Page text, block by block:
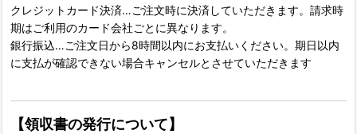
クレジットカード決済…ご注文時に決済していただきます。請求時
期はご利用のカード会社ごとに異なります。
銀行振込…ご注文日から8時間以内にお支払いください。期日以内
に支払が確認できない場合キャンセルとさせていただきます
【領収書の発行について】